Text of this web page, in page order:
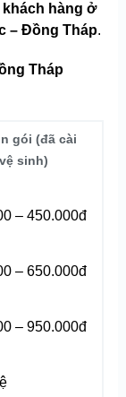
hàng ở
– Đồng Tháp.
Tháp
gói (đã cài
sinh)
– 450.000đ
– 650.000đ
– 950.000đ